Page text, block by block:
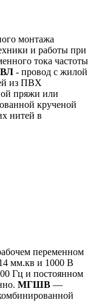
монтажа
и работы при
тока частоты
- провод с жилой
из ПВХ
пряжи или
крученой
нитей в
переменном
мм.кв и 1000 В
Гц и постоянном
МГШВ —